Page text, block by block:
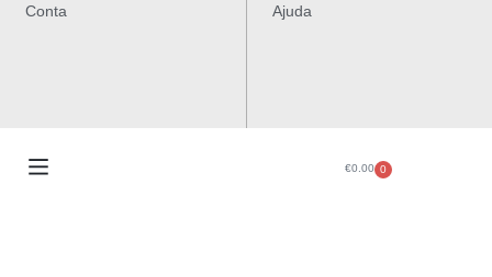
Conta Ajuda
€0.00 0